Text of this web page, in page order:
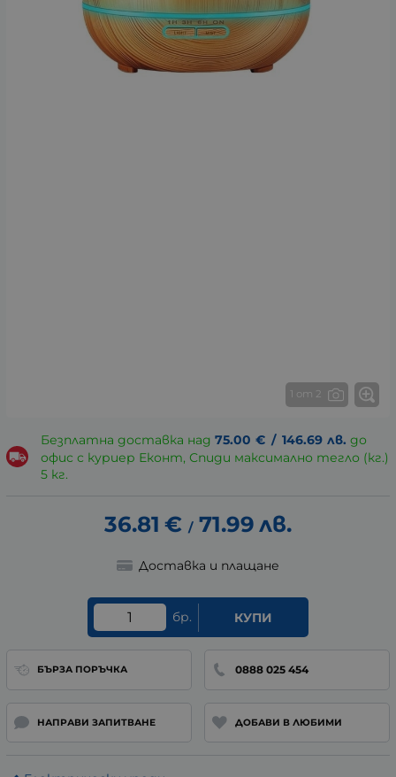
1 от 2
Безплатна доставка над 75.00 € / 146.69 лв. до
офис с куриер Еконт, Спиди максимално тегло (кг.)
5 кг.
36.81 € / 71.99 лв.
Доставка и плащане
бр. КУПИ
БЪРЗА ПОРЪЧКА 0888 025 454
НАПРАВИ ЗАПИТВАНЕ ДОБАВИ В ЛЮБИМИ